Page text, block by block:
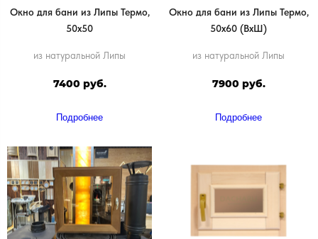
Окно для бани из Липы Термо,
50х50
из натуральной Липы
7400 руб.
Подробнее
Окно для бани из Липы Термо,
50х60 (ВхШ)
из натуральной Липы
7900 руб.
Подробнее